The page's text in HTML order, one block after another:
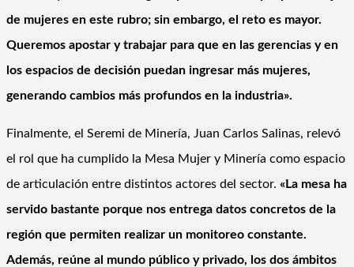
de mujeres en este rubro; sin embargo, el reto es mayor.
Queremos apostar y trabajar para que en las gerencias y en
los espacios de decisión puedan ingresar más mujeres,
generando cambios más profundos en la industria».
Finalmente, el Seremi de Minería, Juan Carlos Salinas, relevó
el rol que ha cumplido la Mesa Mujer y Minería como espacio
de articulación entre distintos actores del sector. «La mesa ha
servido bastante porque nos entrega datos concretos de la
región que permiten realizar un monitoreo constante.
Además, reúne al mundo público y privado, los dos ámbitos